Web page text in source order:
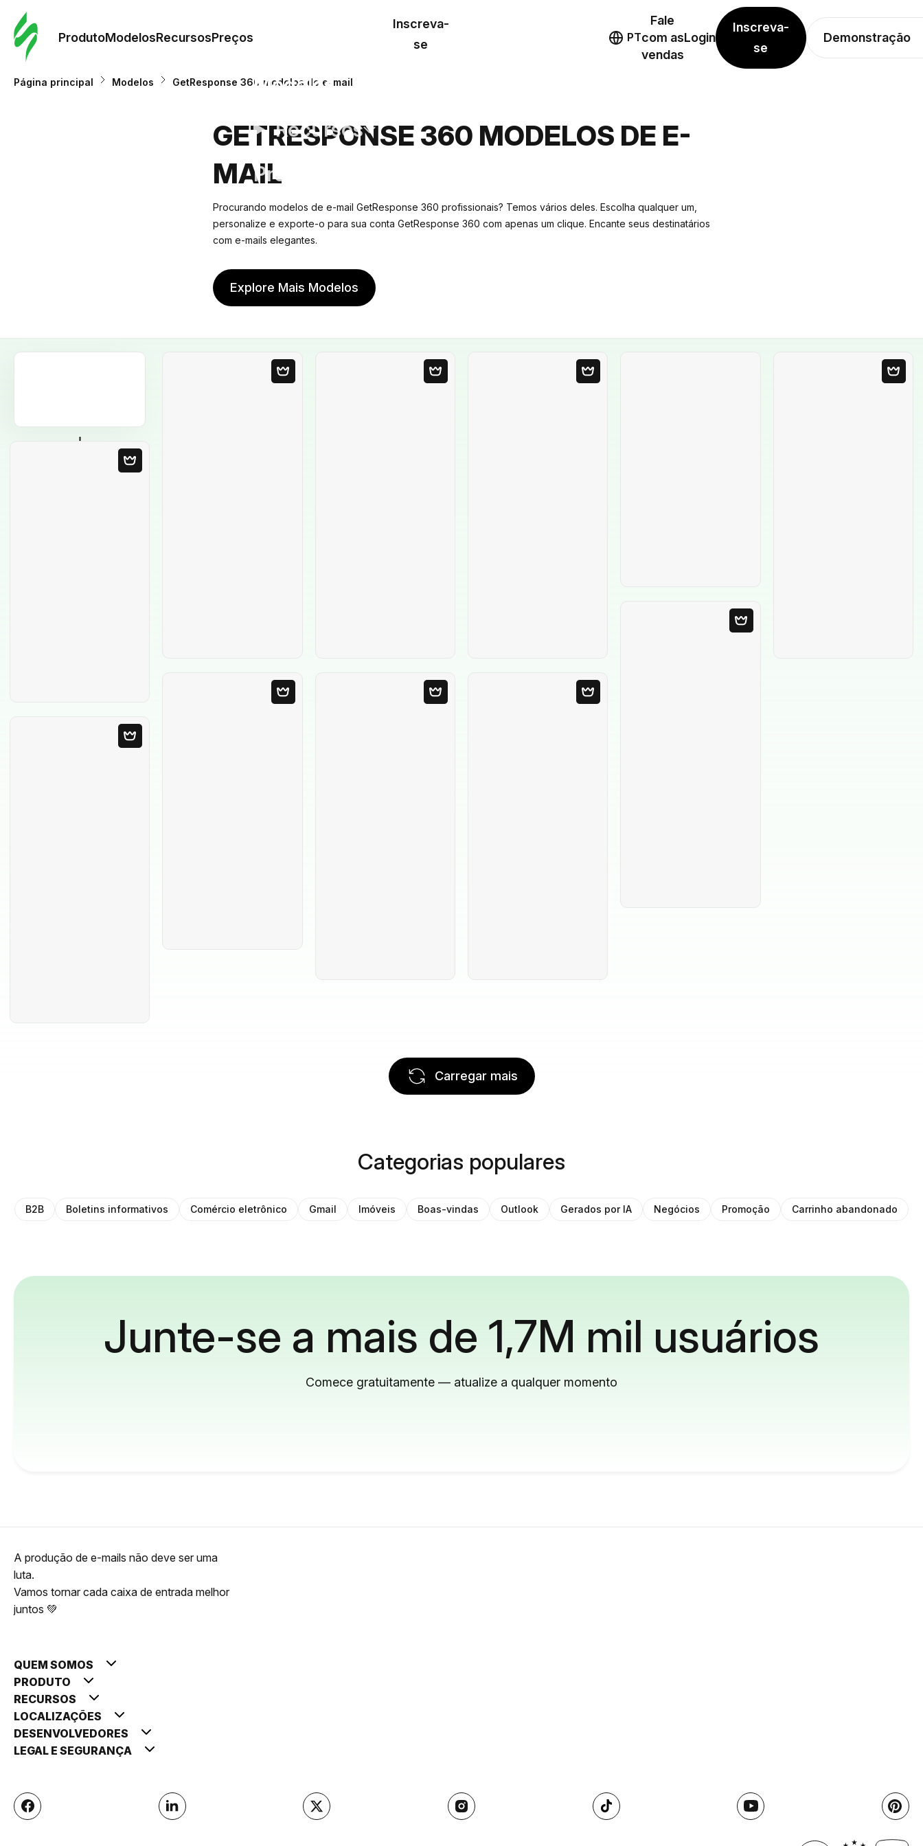
ProdutoModelosRecursosPreços
Modelos
Recursos
Preços
Inscreva-
se
PT
Fale
com as
vendas
Login
Inscreva-
se
Demonstração
Página principal Modelos GetResponse 360 modelos de e-mail
GETRESPONSE 360 MODELOS DE E-
MAIL
Procurando modelos de e-mail GetResponse 360 profissionais? Temos vários deles. Escolha qualquer um,
personalize e exporte-o para sua conta GetResponse 360 com apenas um clique. Encante seus destinatários
com e-mails elegantes.
Explore Mais Modelos
Carregar mais
Categorias populares
B2B Boletins informativos Comércio eletrônico Gmail Imóveis Boas-vindas Outlook Gerados por IA Negócios Promoção Carrinho abandonado
Junte-se a mais de 1,7M mil usuários
Comece gratuitamente — atualize a qualquer momento
A produção de e-mails não deve ser uma
luta.
Vamos tornar cada caixa de entrada melhor
juntos 💚
QUEM SOMOS
PRODUTO
RECURSOS
LOCALIZAÇÕES
DESENVOLVEDORES
LEGAL E SEGURANÇA